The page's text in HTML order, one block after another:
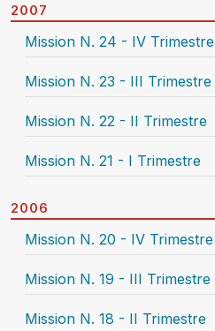
2007
Mission N. 24 - IV Trimestre
Mission N. 23 - III Trimestre
Mission N. 22 - II Trimestre
Mission N. 21 - I Trimestre
2006
Mission N. 20 - IV Trimestre
Mission N. 19 - III Trimestre
Mission N. 18 - II Trimestre